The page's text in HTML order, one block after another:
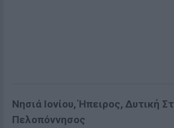
Νησιά Ιονίου, Ήπειρος, Δυτική
Πελοπόννησος